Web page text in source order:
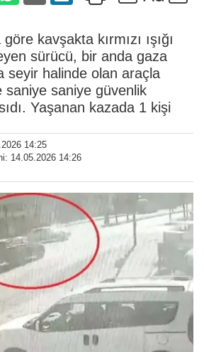
kavşakta kırmızı ışığı
sürücü, bir anda gaza
seyir halinde olan araçla
saniye saniye güvenlik
Yaşanan kazada 1 kişi
14:25
14.05.2026 14:26